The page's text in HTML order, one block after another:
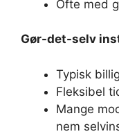
Ofte med
Gør-det-selv
Typisk
Fleksibel
Mange
nem